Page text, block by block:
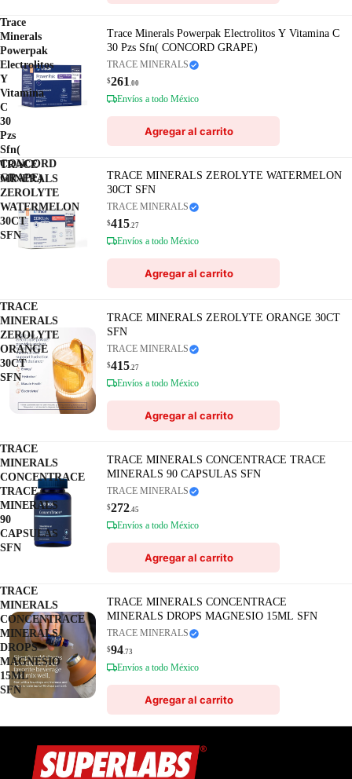
Trace
Minerals
Powerpak
Electrolitos
Y
Vitamina
C
30
Pzs
Sfn(
CONCORD
GRAPE)
Trace Minerals Powerpak Electrolitos Y Vitamina C
30 Pzs Sfn( CONCORD GRAPE)
TRACE MINERALS
$261.00
Envíos a todo México
Agregar al carrito
TRACE
MINERALS
ZEROLYTE
WATERMELON
30CT
SFN
TRACE MINERALS ZEROLYTE WATERMELON
30CT SFN
TRACE MINERALS
$415.27
Envíos a todo México
Agregar al carrito
TRACE
MINERALS
ZEROLYTE
ORANGE
30CT
SFN
TRACE MINERALS ZEROLYTE ORANGE 30CT
SFN
TRACE MINERALS
$415.27
Envíos a todo México
Agregar al carrito
TRACE
MINERALS
CONCENTRACE
TRACE
MINERALS
90
CAPSULAS
SFN
TRACE MINERALS CONCENTRACE TRACE
MINERALS 90 CAPSULAS SFN
TRACE MINERALS
$272.45
Envíos a todo México
Agregar al carrito
TRACE
MINERALS
CONCENTRACE
MINERALS
DROPS
MAGNESIO
15ML
SFN
TRACE MINERALS CONCENTRACE
MINERALS DROPS MAGNESIO 15ML SFN
TRACE MINERALS
$94.73
Envíos a todo México
Agregar al carrito